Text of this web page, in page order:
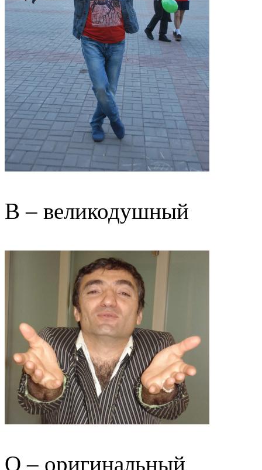
В – великодушный
О – оригинальный